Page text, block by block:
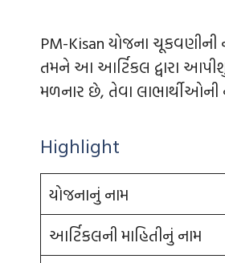
PM-Kisan યોજના
તમને આ આર્ટિકલ દ્વારા
મળનાર છે, તેવા લાભાર્થીઓની
Highlight
યોજનાનું નામ
આર્ટિકલની માહિતીનું નામ